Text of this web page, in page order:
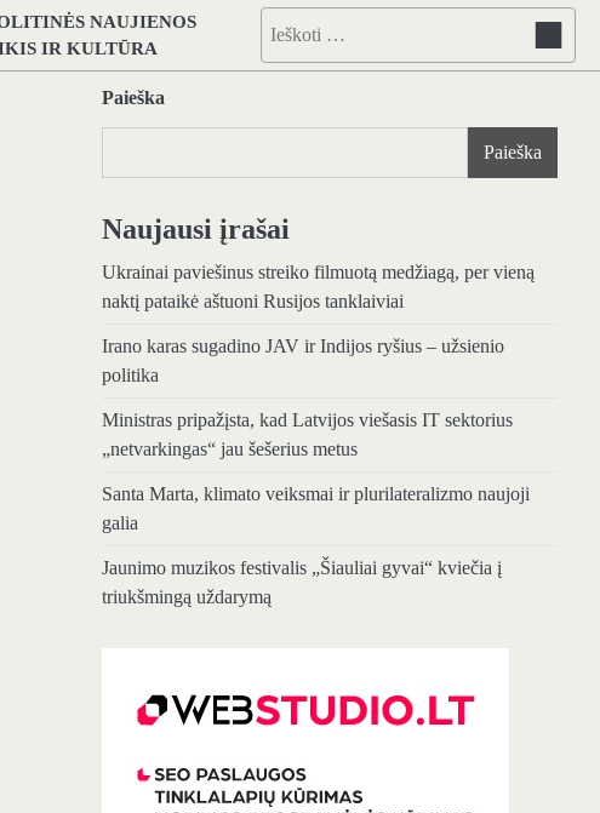
NAUJIENOS
IR KULTŪRA
Ieškoti:
Paieška
Paieška
Naujausi įrašai
Ukrainai paviešinus streiko filmuotą medžiagą, per vieną
naktį pataikė aštuoni Rusijos tanklaiviai
Irano karas sugadino JAV ir Indijos ryšius – užsienio
politika
Ministras pripažįsta, kad Latvijos viešasis IT sektorius
„netvarkingas“ jau šešerius metus
Santa Marta, klimato veiksmai ir plurilateralizmo naujoji
galia
Jaunimo muzikos festivalis „Šiauliai gyvai“ kviečia į
triukšmingą uždarymą